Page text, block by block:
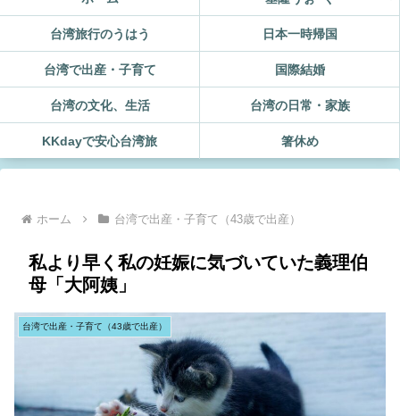
台湾旅行のうはう 日本一時帰国
台湾で出産・子育て 国際結婚
台湾の文化、生活 台湾の日常・家族
KKdayで安心台湾旅 箸休め
ホーム 台湾で出産・子育て（43歳で出産）
私より早く私の妊娠に気づいていた義理伯
母「大阿姨」
台湾で出産・子育て（43歳で出産）